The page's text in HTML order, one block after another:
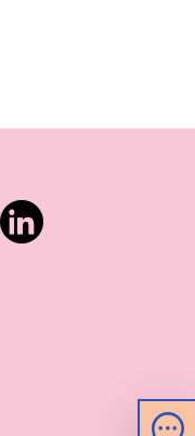
LinkedIn